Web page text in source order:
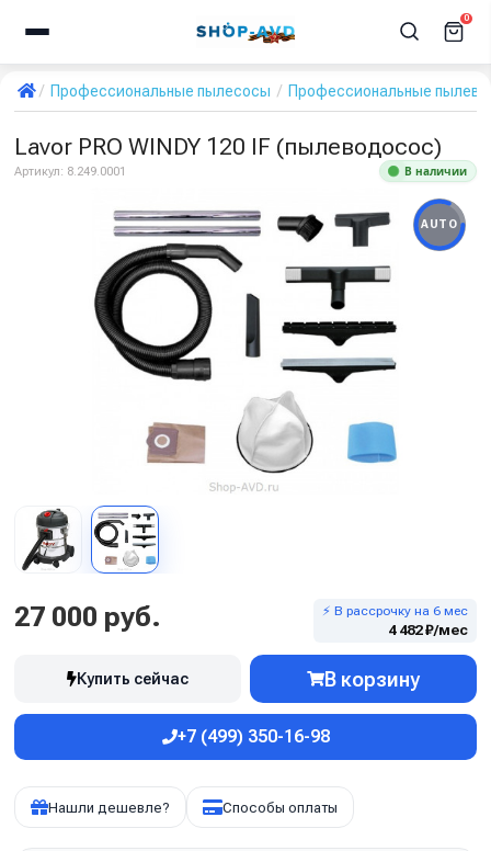
0
Профессиональные пылесосы Профессиональные
Lavor PRO WINDY 120 IF (пылеводосос)
Артикул: 8.249.0001 В наличии
AUTO
27 000 руб. ⚡ В рассрочку на 6 мес
4 482 ₽/мес
Купить сейчас В корзину
+7 (499) 350-16-98
Нашли дешевле? Способы оплаты